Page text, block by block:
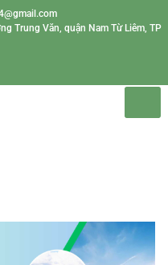
Trung Văn, quận Nam Từ Liêm, TP